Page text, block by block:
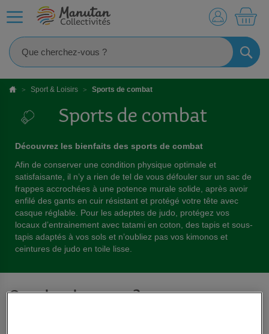
Sport & Loisirs Sports de combat
Sports de combat
Découvrez les bienfaits des sports de combat
Afin de conserver une condition physique optimale et
satisfaisante, il n’y a rien de tel de vous défouler sur un sac de
frappes accrochées à une potence murale solide, après avoir
enfilé des gants en cuir résistant et protégé votre tête avec
casque réglable. Pour les adeptes de judo, protégez vos
locaux d’entrainement avec tatami en coton, des tapis et sous-
tapis adaptés à vos sols et n’oubliez pas vos kimonos et
ceintures de judo en toile lisse.
Que cherchez-vous ?